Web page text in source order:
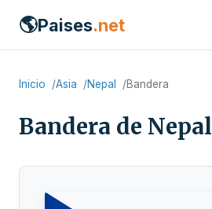
🌎Paises.net
Inicio Asia Nepal Bandera
Bandera de Nepal